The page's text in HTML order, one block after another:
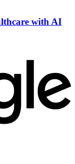
with AI